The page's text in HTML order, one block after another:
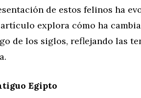
de estos felinos ha
explora cómo ha
de los siglos, reflejando las
Egipto